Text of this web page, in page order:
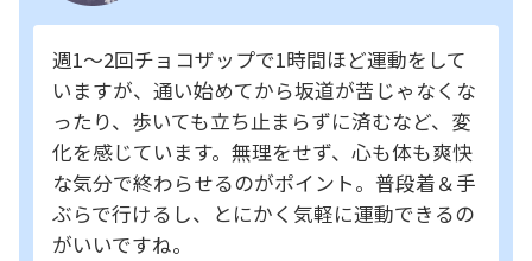
週1～2回チョコザップで1時間ほど運動をして
いますが、通い始めてから坂道が苦じゃなくな
ったり、歩いても立ち止まらずに済むなど、変
化を感じています。無理をせず、心も体も爽快
な気分で終わらせるのがポイント。普段着＆手
ぶらで行けるし、とにかく気軽に運動できるの
がいいですね。